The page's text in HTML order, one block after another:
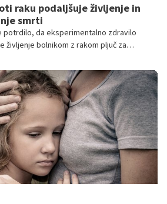
raku podaljšuje življenje in
smrti
potrdilo, da eksperimentalno zdravilo
življenje bolnikom z rakom pljuč za